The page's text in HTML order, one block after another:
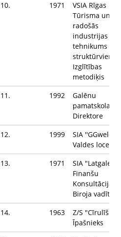
10. 1971
VSIA Rīgas
Tūrisma un
radošās
industrijas
tehnikums
Izglītības
metodiķis
11. 1992
Galēnu
pamatskola,
Direktore
12. 1999
SIA
Valdes loceklis
13. 1971
SIA "Latgales
Finanšu
Konsultācijas",
Biroja vadītāja
14. 1963
Z/S "Cīrulīši",
Īpašnieks